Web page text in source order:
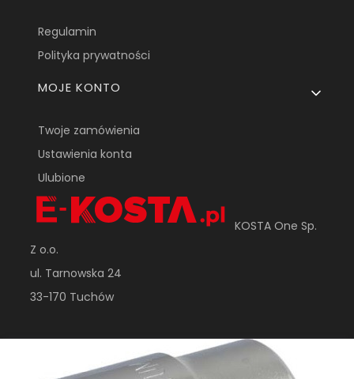
Regulamin
Polityka prywatności
MOJE KONTO
Twoje zamówienia
Ustawienia konta
Ulubione
KOSTA One Sp.
Z o.o.
ul. Tarnowska 24
33-170 Tuchów
+48 452 095 789